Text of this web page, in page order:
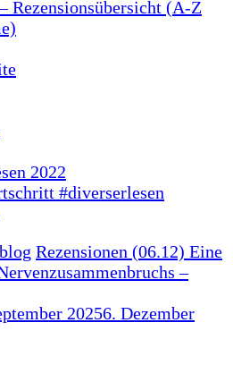
Rezensionsübersicht (A-Z
2022
#diverserlesen
Rezensionen (06.12) Eine
–
20256. Dezember